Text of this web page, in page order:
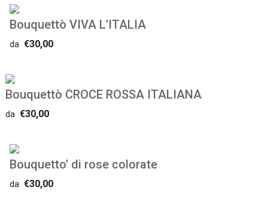
Bouquettò VIVA L'ITALIA
da €30,00
Bouquettò CROCE ROSSA ITALIANA
da€30,00
Bouquetto' di rose colorate
da €30,00